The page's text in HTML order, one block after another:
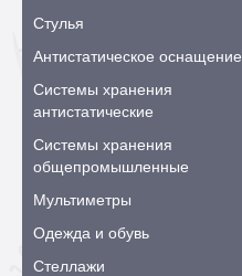
Стулья
Антистатическое оснащение
Системы хранения
антистатические
Системы хранения
общепромышленные
Мультиметры
Одежда и обувь
Стеллажи